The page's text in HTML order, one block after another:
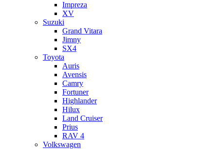
Impreza
XV
Suzuki
Grand Vitara
Jimny
SX4
Toyota
Auris
Avensis
Camry
Fortuner
Highlander
Hilux
Land Cruiser
Prius
RAV 4
Volkswagen